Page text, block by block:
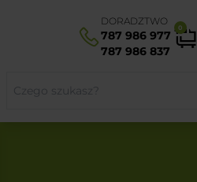
DORADZTWO
787 986 977
787 986 837
0